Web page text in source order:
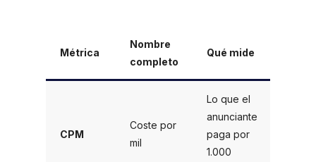
Métrica
Nombre
completo
Qué mide
CPM
Coste por
mil
Lo que el
anunciante
paga por
1.000